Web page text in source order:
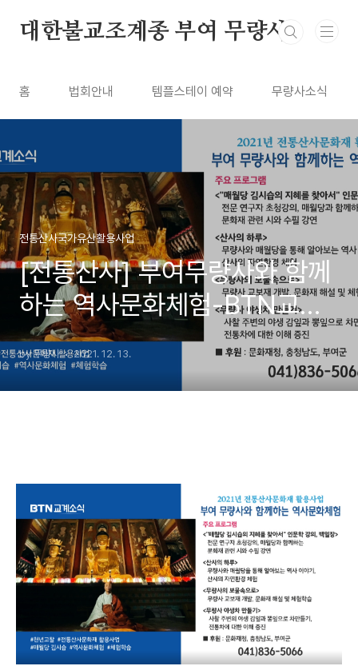
대한불교조계종 부여 무량사
홈 법회안내 템플스테이 예약 무량사소식
전통산사국가유산활용사업
[전통산사] 부여무량사와 함께
하는 역사문화체험-BTN교계
소식
by 무량사 2021. 12. 13.